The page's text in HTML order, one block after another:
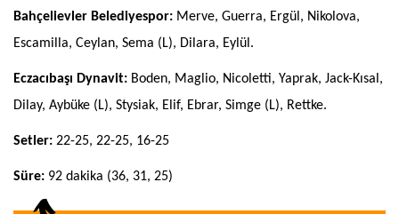
Bahçelievler Belediyespor: Merve, Guerra, Ergül, Nikolova,
Escamilla, Ceylan, Sema (L), Dilara, Eylül.
Eczacıbaşı Dynavit: Boden, Maglio, Nicoletti, Yaprak, Jack-Kısal,
Dilay, Aybüke (L), Stysiak, Elif, Ebrar, Simge (L), Rettke.
Setler: 22-25, 22-25, 16-25
Süre: 92 dakika (36, 31, 25)